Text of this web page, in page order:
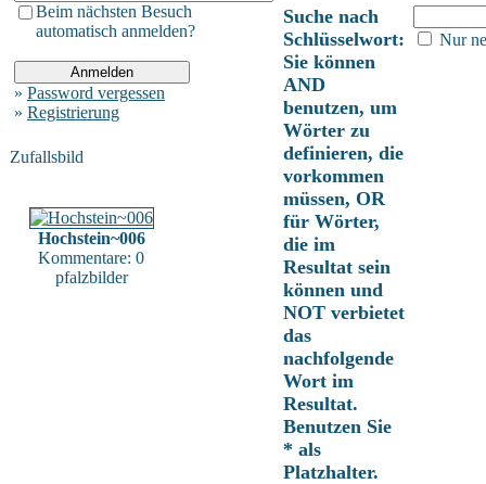
Beim nächsten Besuch
automatisch anmelden?
» Password vergessen
» Registrierung
Zufallsbild
Hochstein~006
Kommentare: 0
pfalzbilder
Suche nach
Schlüsselwort:
Sie können
AND
benutzen, um
Wörter zu
definieren, die
vorkommen
müssen, OR
für Wörter,
die im
Resultat sein
können und
NOT verbietet
das
nachfolgende
Wort im
Resultat.
Benutzen Sie
* als
Platzhalter.
Nur